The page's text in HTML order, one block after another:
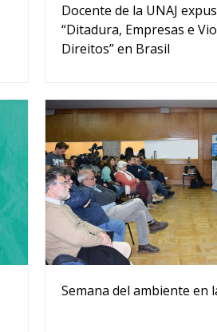
Docente de la UNAJ
“Ditadura, Empresas e
Direitos” en Brasil
Semana del ambiente en